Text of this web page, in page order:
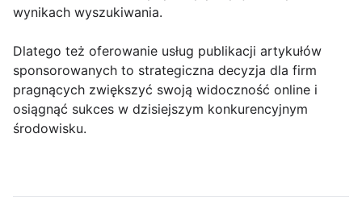
wynikach wyszukiwania.
Dlatego też oferowanie usług publikacji artykułów
sponsorowanych to strategiczna decyzja dla firm
pragnących zwiększyć swoją widoczność online i
osiągnąć sukces w dzisiejszym konkurencyjnym
środowisku.